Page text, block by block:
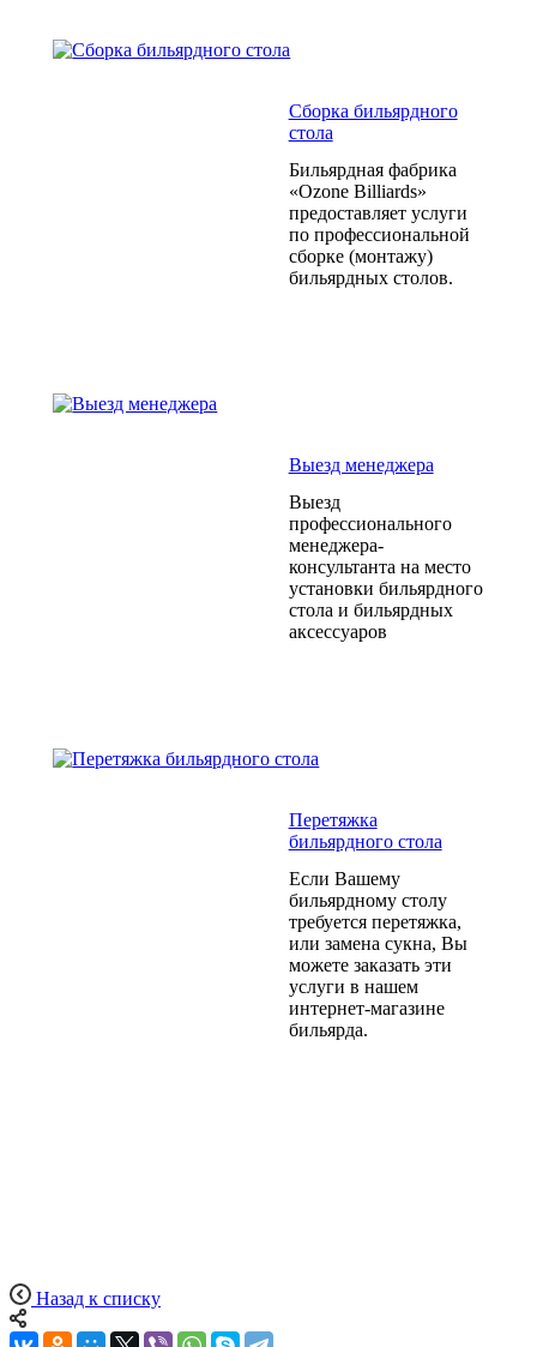
Сборка бильярдного
стола
Бильярдная фабрика
«Ozone Billiards»
предоставляет услуги
по профессиональной
сборке (монтажу)
бильярдных столов.
Выезд менеджера
Выезд
профессионального
менеджера-
консультанта на место
установки бильярдного
стола и бильярдных
аксессуаров
Перетяжка
бильярдного стола
Если Вашему
бильярдному столу
требуется перетяжка,
или замена сукна, Вы
можете заказать эти
услуги в нашем
интернет-магазине
бильярда.
Назад к списку